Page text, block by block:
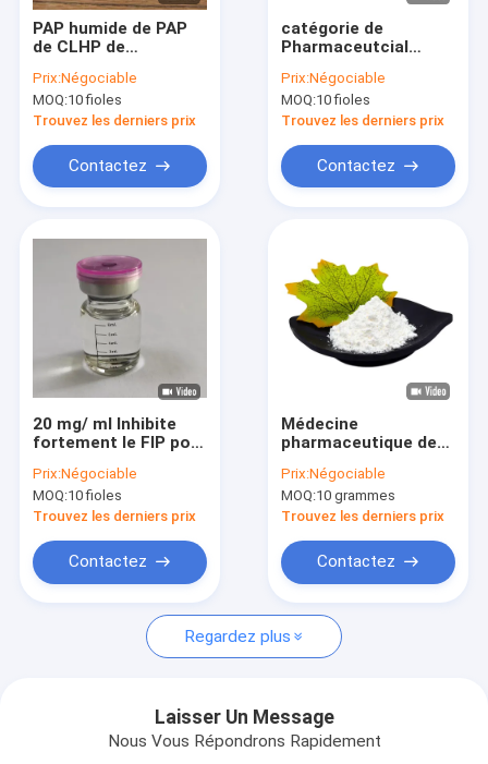
Produits
A propos de nous
Visite d'usine
Demandez une citation
tripeptide de cuivre 1
Finastéride en poudre
PAP humide de PAP
de CLHP de
441524 de
traitement UV de
chats 6-7 mg/kg
Prix:Négociable
MOQ:10 fioles
Trouvez les derniers prix
Contactez
catégorie de
Pharmaceutcial
chat GS-441524 de
20mg/ML 5.5mL
Prix:Négociable
MOQ:10 fioles
Trouvez les derniers prix
Contactez
20 mg/ ml Inhibite
fortement le FIP pour
Prix:Négociable
MOQ:10 fioles
Trouvez les derniers prix
Contactez
Médecine
pharmaceutique de
GS-441524
C12H13N5O4 pour
des chats
Prix:Négociable
MOQ:10 grammes
Trouvez les derniers prix
Contactez
Regardez plus
Laisser Un Message
Nous Vous Répondrons Rapidement